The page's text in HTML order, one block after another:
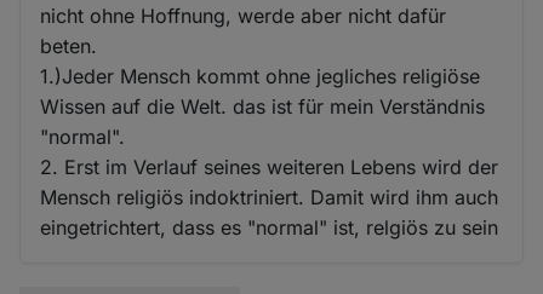
nicht ohne Hoffnung, werde aber nicht dafür
beten.
1.)Jeder Mensch kommt ohne jegliches religiöse
Wissen auf die Welt. das ist für mein Verständnis
"normal".
2. Erst im Verlauf seines weiteren Lebens wird der
Mensch religiös indoktriniert. Damit wird ihm auch
eingetrichtert, dass es "normal" ist, relgiös zu sein